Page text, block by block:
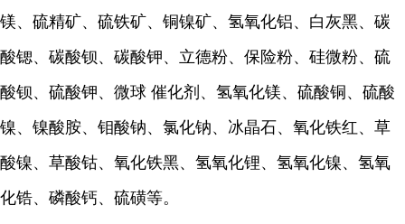
镁、硫精矿、硫铁矿、铜镍矿、氢氧化铝、白灰黑、碳
酸锶、碳酸钡、碳酸钾、立德粉、保险粉、硅微粉、硫
酸钡、硫酸钾、微球 催化剂、氢氧化镁、硫酸铜、硫酸
镍、镍酸胺、钼酸钠、氯化钠、冰晶石、氧化铁红、草
酸镍、草酸钴、氧化铁黑、氢氧化锂、氢氧化镍、氢氧
化锆、磷酸钙、硫磺等。